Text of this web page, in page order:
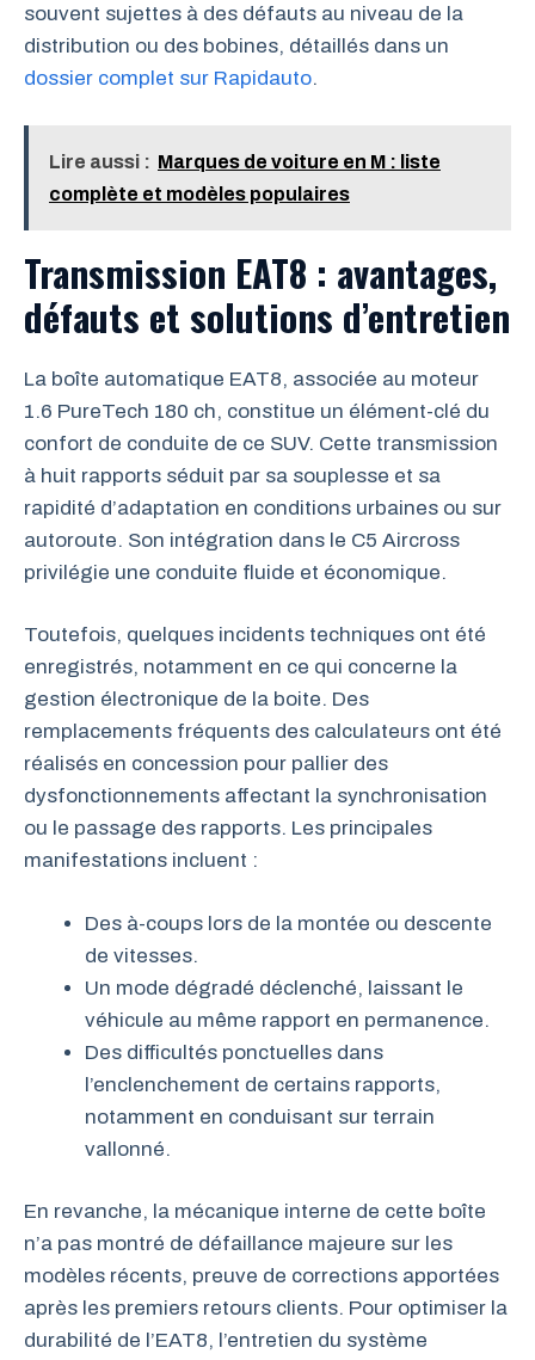
souvent sujettes à des défauts au niveau de la
distribution ou des bobines, détaillés dans un
dossier complet sur Rapidauto.
Lire aussi : Marques de voiture en M : liste
complète et modèles populaires
Transmission EAT8 : avantages,
défauts et solutions d’entretien
La boîte automatique EAT8, associée au moteur
1.6 PureTech 180 ch, constitue un élément-clé du
confort de conduite de ce SUV. Cette transmission
à huit rapports séduit par sa souplesse et sa
rapidité d’adaptation en conditions urbaines ou sur
autoroute. Son intégration dans le C5 Aircross
privilégie une conduite fluide et économique.
Toutefois, quelques incidents techniques ont été
enregistrés, notamment en ce qui concerne la
gestion électronique de la boite. Des
remplacements fréquents des calculateurs ont été
réalisés en concession pour pallier des
dysfonctionnements affectant la synchronisation
ou le passage des rapports. Les principales
manifestations incluent :
Des à-coups lors de la montée ou descente
de vitesses.
Un mode dégradé déclenché, laissant le
véhicule au même rapport en permanence.
Des difficultés ponctuelles dans
l’enclenchement de certains rapports,
notamment en conduisant sur terrain
vallonné.
En revanche, la mécanique interne de cette boîte
n’a pas montré de défaillance majeure sur les
modèles récents, preuve de corrections apportées
après les premiers retours clients. Pour optimiser la
durabilité de l’EAT8, l’entretien du système